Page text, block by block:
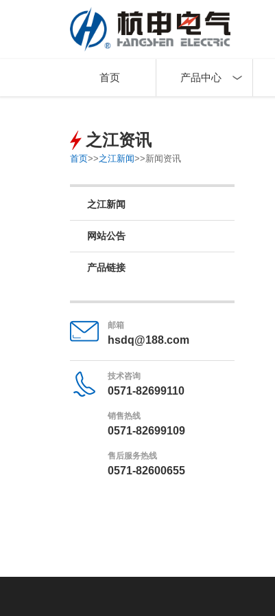
首页 产品中心
之江资讯
首页>>之江新闻>>新闻资讯
之江新闻
网站公告
产品链接
邮箱
hsdq@188.com
技术咨询
0571-82699110
销售热线
0571-82699109
售后服务热线
0571-82600655